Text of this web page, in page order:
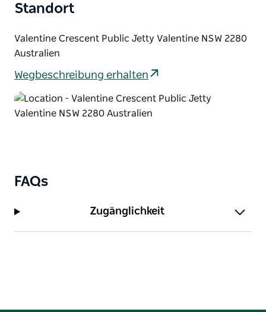
Standort
Valentine Crescent Public Jetty Valentine NSW 2280
Australien
Wegbeschreibung erhalten
FAQs
Zugänglichkeit